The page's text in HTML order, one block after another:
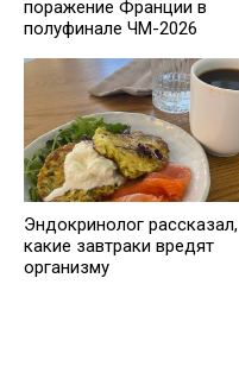
поражение Франции в
полуфинале ЧМ-2026
Эндокринолог рассказал,
какие завтраки вредят
организму